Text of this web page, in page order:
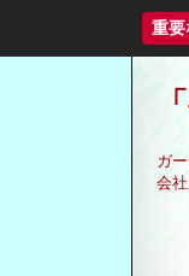
重要
ガ
会